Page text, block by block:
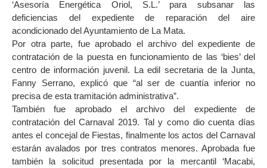
‘Asesoría Energética Oriol, S.L.’ para subsanar las
deficiencias del expediente de reparación del aire
acondicionado del Ayuntamiento de La Mata.
Por otra parte, fue aprobado el archivo del expediente de
contratación de la puesta en funcionamiento de las ‘bies’ del
centro de información juvenil. La edil secretaria de la Junta,
Fanny Serrano, explicó que “al ser de cuantía inferior no
precisa de esta tramitación administrativa”.
También fue aprobado el archivo del expediente de
contratación del Carnaval 2019. Tal y como dio cuenta días
antes el concejal de Fiestas, finalmente los actos del Carnaval
estarán avalados por tres contratos menores. Aprobada fue
también la solicitud presentada por la mercantil ‘Macabi,